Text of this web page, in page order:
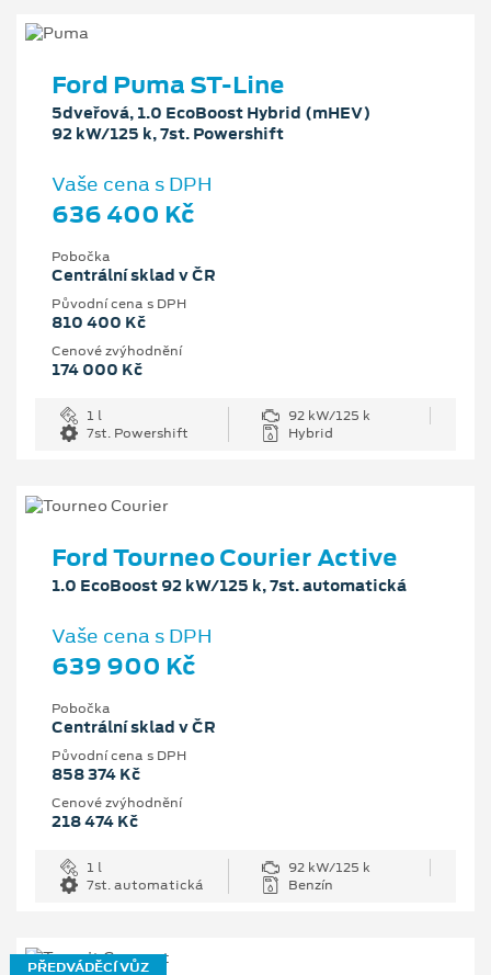
Ford Puma ST-Line
5dveřová, 1.0 EcoBoost Hybrid (mHEV)
92 kW/125 k, 7st. Powershift
Vaše cena s DPH
636 400 Kč
Pobočka
Centrální sklad v ČR
Původní cena s DPH
810 400 Kč
Cenové zvýhodnění
174 000 Kč
1 l
92 kW/125 k
7st. Powershift
Hybrid
Ford Tourneo Courier Active
1.0 EcoBoost 92 kW/125 k, 7st. automatická
Vaše cena s DPH
639 900 Kč
Pobočka
Centrální sklad v ČR
Původní cena s DPH
858 374 Kč
Cenové zvýhodnění
218 474 Kč
1 l
92 kW/125 k
7st. automatická
Benzín
PŘEDVÁDĚCÍ VŮZ